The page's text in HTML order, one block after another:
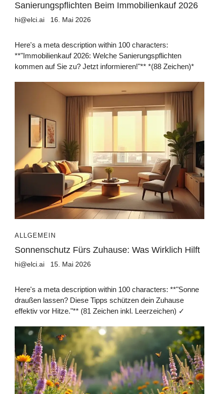
Sanierungspflichten Beim Immobilienkauf 2026
hi@elci.ai 16. Mai 2026
Here's a meta description within 100 characters:
**"Immobilienkauf 2026: Welche Sanierungspflichten
kommen auf Sie zu? Jetzt informieren!"** *(88 Zeichen)*
ALLGEMEIN
Sonnenschutz Fürs Zuhause: Was Wirklich Hilft
hi@elci.ai 15. Mai 2026
Here's a meta description within 100 characters: **"Sonne
draußen lassen? Diese Tipps schützen dein Zuhause
effektiv vor Hitze."** (81 Zeichen inkl. Leerzeichen) ✓